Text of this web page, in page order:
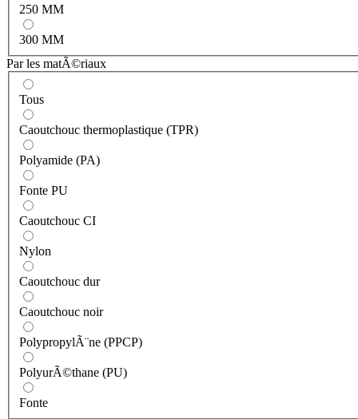
250 MM
300 MM
Par les matÃ©riaux
Tous
Caoutchouc thermoplastique (TPR)
Polyamide (PA)
Fonte PU
Caoutchouc CI
Nylon
Caoutchouc dur
Caoutchouc noir
PolypropylÃ¨ne (PPCP)
PolyurÃ©thane (PU)
Fonte